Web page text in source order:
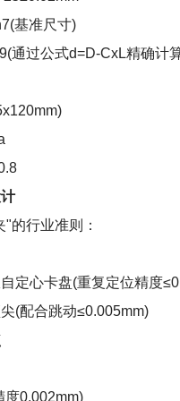
基准尺寸)
过公式d=D-CxL精确计
行业准则：
定心卡盘(重复定位精度
配合跳动≤0.005mm)
度0.002mm)